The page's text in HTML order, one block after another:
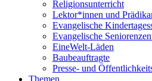
Religionsunterricht
Lektor*innen und
Evangelische
Evangelische
EineWelt-Läden
Baubeauftragte
Presse- und
Themen